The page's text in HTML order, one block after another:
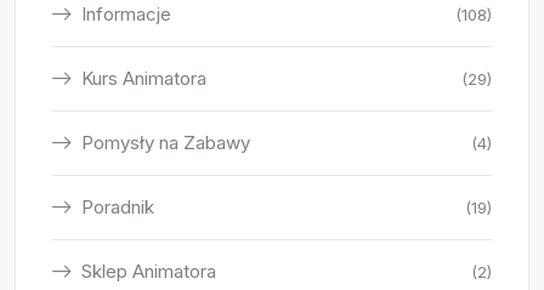
Informacje (108)
Kurs Animatora (29)
Pomysły na Zabawy (4)
Poradnik (19)
Sklep Animatora (2)